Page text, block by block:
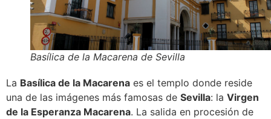
Basílica de la Macarena de Sevilla
La Basílica de la Macarena es el templo donde reside
una de las imágenes más famosas de Sevilla: la Virgen
de la Esperanza Macarena. La salida en procesión de